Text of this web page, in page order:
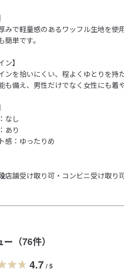
みで軽量感のあるワッフル生地を使
簡単です。
ン】
ンを拾いにくい、程よくゆとりを持
も備え、男性だけでなく女性にも着
なし
あり
感：ゆったりめ
店舗受け取り可・コンビニ受け取り
ー（76件）
4.7 / 5